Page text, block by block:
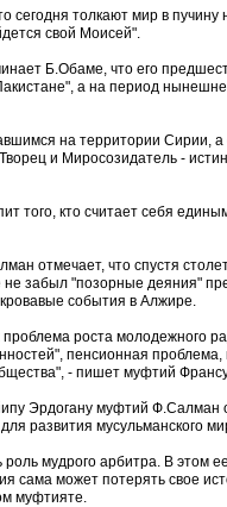
сегодня толкают мир в
свой Моисей".
Б.Обаме, что его
а на период
на территории Сирии, а
и Миросозидатель -
того, кто считает себя
отмечает, что спустя
забыл "позорные деяния"
события в Алжире.
роста молодежного
пенсионная проблема,
- пишет муфтий
Эрдогану муфтий Ф.Салман
развития мусульманского
мудрого арбитра. В этом
сама может потерять свое
муфтияте.